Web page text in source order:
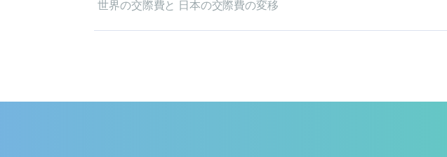
世界の交際費と 日本の交際費の変移